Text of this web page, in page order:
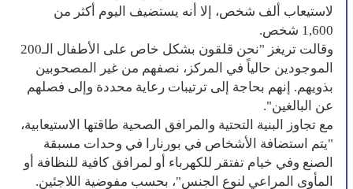
لاستيعاب ألف شخص، إلا أنه يستضيف اليوم أكثر من
1,600 شخص.
وقالت تريغز "نحن قلقون بشكل خاص على الأطفال الـ200
الموجودين حالياً في المركز، نصفهم من غير المصحوبين
بذويهم. إنهم بحاجة إلى ترتيبات رعاية محددة وإلى فصلهم
عن البالغين".
مع تجاوز البنية التحتية والمرافق الصحية طاقتها الاستيعابية،
"يتم استضافة الأشخاص في بورنارا في وحدات مسبقة
الصنع وفي خيام تفتقر للكهرباء أو لمرافق كافية للنظافة أو
المأوى المراعي لنوع الجنس"، بحسب مفوضية اللاجئين.